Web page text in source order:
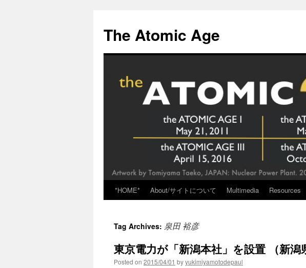
content
The Atomic Age
*HOME* About/サイトについて Multimedia Resources
Tag Archives: 泉田 裕彦
東京電力が「新潟本社」を設置 （新
Posted on 2015/04/01 byyukimiyamotodepaul